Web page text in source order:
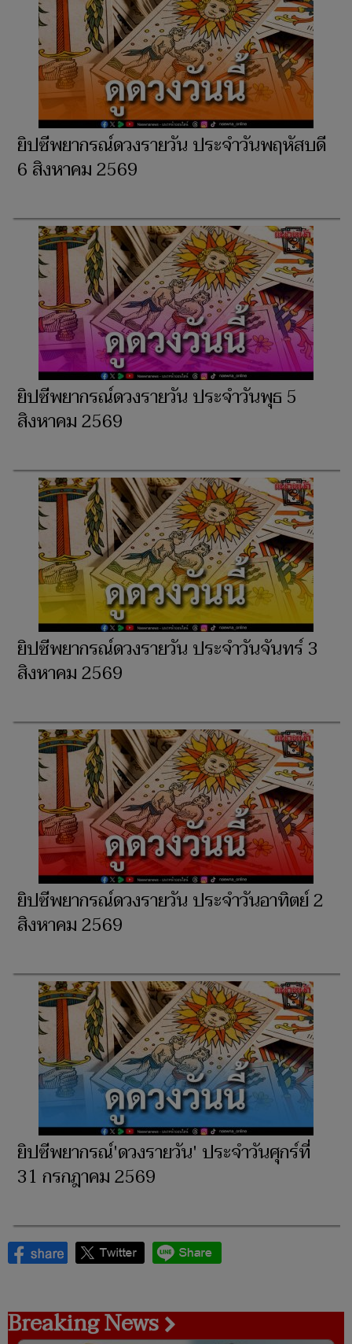
ยิปซีพยากรณ์ดวงรายวัน ประจำวันพฤหัสบดี
6 สิงหาคม 2569
ยิปซีพยากรณ์ดวงรายวัน ประจำวัน​พุธ 5
สิงหาคม 2569
ยิปซีพยากรณ์ดวงรายวัน ประจำวันจันทร์ 3
สิงหาคม 2569
ยิปซีพยากรณ์ดวงรายวัน ประจำวันอาทิตย์ 2
สิงหาคม 2569
ยิปซีพยากรณ์'ดวงรายวัน' ประจำวันศุกร์ที่
31 กรกฎาคม 2569
Breaking News